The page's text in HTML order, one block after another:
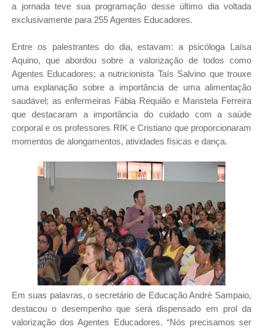
a jornada teve sua programação desse último dia voltada
exclusivamente para 255 Agentes Educadores.
Entre os palestrantes do dia, estavam: a psicóloga Laísa
Aquino, que abordou sobre a valorização de todos como
Agentes Educadores; a nutricionista Taís Salvino que trouxe
uma explanação sobre a importância de uma alimentação
saudável; as enfermeiras Fábia Requião e Maristela Ferreira
que destacaram a importância do cuidado com a saúde
corporal e os professores RIK e Cristiano que proporcionaram
momentos de alongamentos, atividades físicas e dança.
Em suas palavras, o secretário de Educação André Sampaio,
destacou o desempenho que será dispensado em prol da
valorização dos Agentes Educadores. “Nós precisamos ser